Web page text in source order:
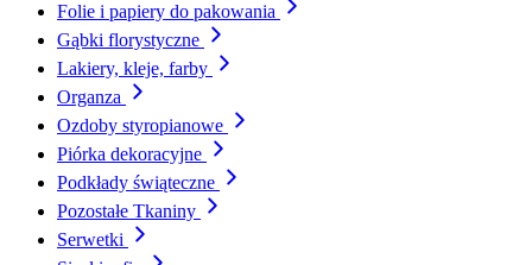
Folie i papiery do pakowania
Gąbki florystyczne
Lakiery, kleje, farby
Organza
Ozdoby styropianowe
Piórka dekoracyjne
Podkłady świąteczne
Pozostałe Tkaniny
Serwetki